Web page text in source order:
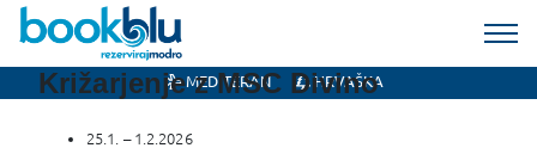
MEDITERAN HRVAŠKA
Križarjenje z MSC Divino
25.1. – 1.2.2026